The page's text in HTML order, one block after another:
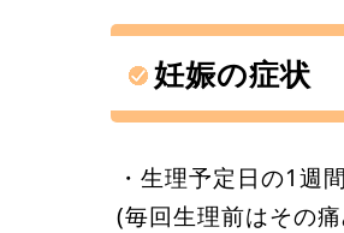
妊娠の症状
・生理予定日の1週
(毎回生理前はその